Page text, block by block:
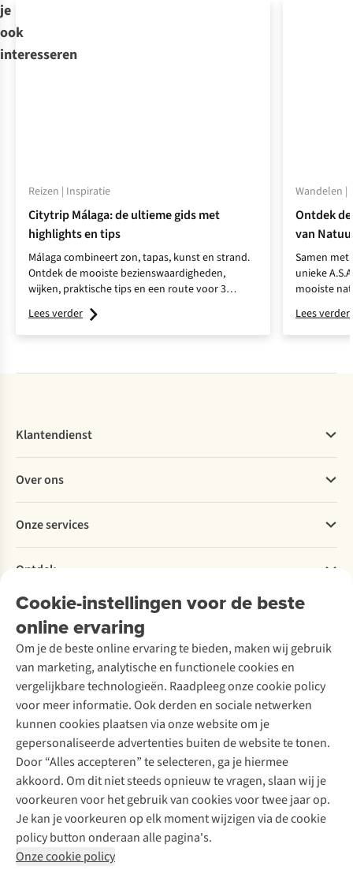
je
ook
interesseren
Reizen | Inspiratie
Citytrip Málaga: de ultieme gids met
highlights en tips
Málaga combineert zon, tapas, kunst en strand.
Ontdek de mooiste bezienswaardigheden,
wijken, praktische tips en een route voor 3
dagen.
Lees verder
Wandelen |
Ontdek
van
Samen
unieke
mooiste
voor een
Lees verder
Cookie-instellingen voor de beste
online ervaring
Om je de beste online ervaring te bieden, maken wij gebruik
van marketing, analytische en functionele cookies en
vergelijkbare technologieën. Raadpleeg onze cookie policy
voor meer informatie. Ook derden en sociale netwerken
kunnen cookies plaatsen via onze website om je
gepersonaliseerde advertenties buiten de website te tonen.
Door “Alles accepteren” te selecteren, ga je hiermee
akkoord. Om dit niet steeds opnieuw te vragen, slaan wij je
voorkeuren voor het gebruik van cookies voor twee jaar op.
Je kan je voorkeuren op elk moment wijzigen via de cookie
policy button onderaan alle pagina's.
Onze cookie policy
Klantendienst
Bestellen
Betalen
Levering
Retourneren
Bestelling herroepen
Garantie
Contact
Over ons
Explore More
Verantwoord ondernemen
Over Ayacucho
Onze winkels
Over A.S.Adventure
Toegankelijkheidsverklaring
Onze services
Ski-onderhoud
Wasservice
Schoenonderhoud
Schoenherstelling
Kledingherstelling
Retouches
Voor bedrijven
Ontdek
A.S.Magazine
Podcast
Explore Academy
Explore Camp
Gear Check
Inspiratie & advies
Meld je aan voor de nieuwsbrief
Follow us
Disclaimer Privacy Policy
Algemene voorwaarden
Cookie Policy